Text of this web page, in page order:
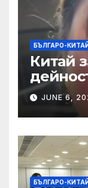
БЪЛГАРО-
Китай
JUNE 6,
БЪЛГАРО-